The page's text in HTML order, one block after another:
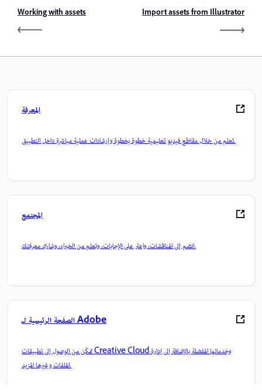
Working with assets Import assets from Illustrator
المعرفة
تعلم من خلال مقاطع فيديو تعليمية خطوة بخطوة وإرشادات عملية مباشرة داخل التطبيق.
المجتمع
انضم إلى المناقشات، واعثر على الإجابات، وتعلم من الخبراء، وشارك معرفتك.
الصفحة الرئيسية لـ Adobe
تمكّن من الوصول إلى تطبيقات Creative Cloud وخدماتها المفضلة بالإضافة إلى إدارة
الملفات وغيرها المزيد.